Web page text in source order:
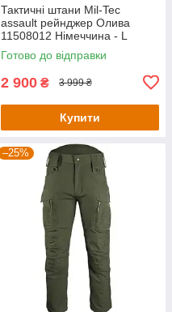
Тактичні штани Mil-Tec
assault рейнджер Олива
11508012 Німеччина - L
Готово до відправки
2 900 ₴ 3 999 ₴
Купити
–25%